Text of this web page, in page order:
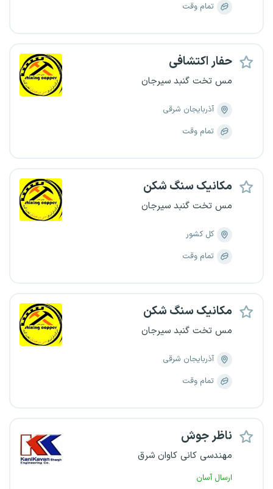
تمام وقت
حفار اکتشافی
مس تخت گنبد سیرجان
آذربایجان شرقی
تمام وقت
مکانیک سنگ شکن
مس تخت گنبد سیرجان
کل کشور
تمام وقت
مکانیک سنگ شکن
مس تخت گنبد سیرجان
آذربایجان شرقی
تمام وقت
ناظر جوش
مهندسی کانی کاوان شرق
ارسال آسان